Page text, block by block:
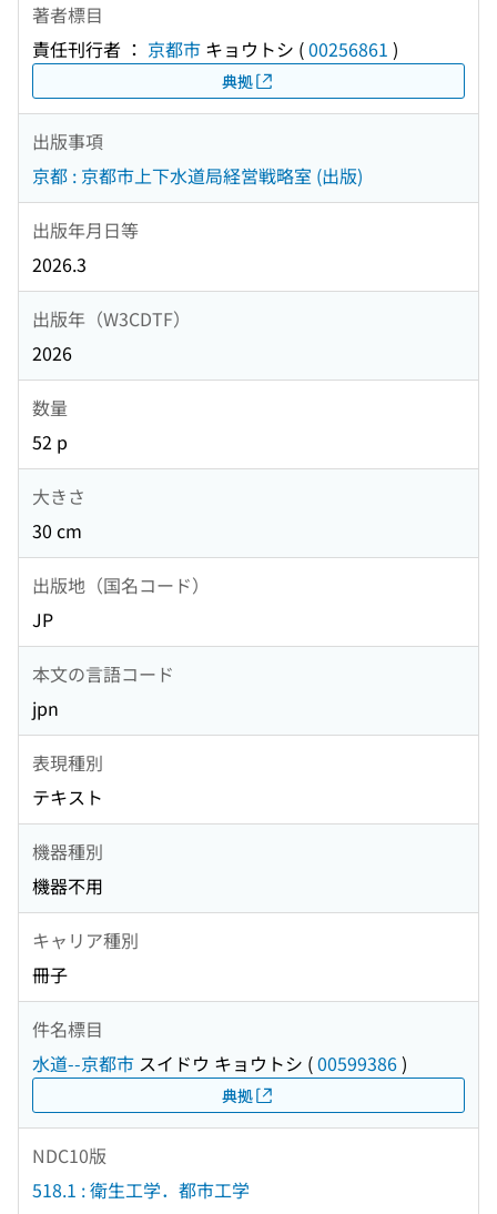
著者標目
責任刊行者 ： 京都市 キョウトシ (00256861 )
典拠
出版事項
京都 : 京都市上下水道局経営戦略室 (出版)
出版年月日等
2026.3
出版年（W3CDTF）
2026
数量
52 p
大きさ
30 cm
出版地（国名コード）
JP
本文の言語コード
jpn
表現種別
テキスト
機器種別
機器不用
キャリア種別
冊子
件名標目
水道--京都市 スイドウ キョウトシ (00599386)
典拠
NDC10版
518.1 : 衛生工学．都市工学